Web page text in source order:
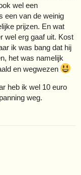
wel een
een van de weinig
prijzen. En wat
wel erg gaaf uit. Kost
ik was bang dat hij
het was namelijk
en wegwezen
heb ik wel 10 euro
weg.